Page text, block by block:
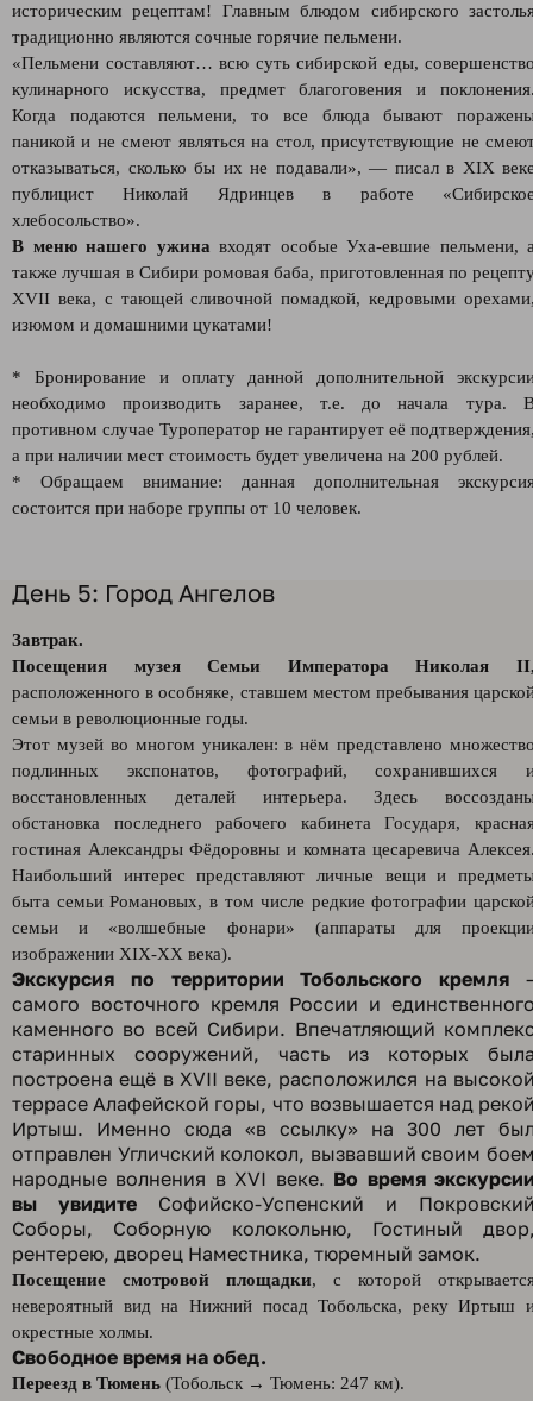
историческим рецептам! Главным блюдом сибирского
традиционно являются сочные горячие пельмени.
«Пельмени составляют… всю суть сибирской еды,
кулинарного искусства, предмет благоговения и
Когда подаются пельмени, то все блюда бывают
паникой и не смеют являться на стол, присутствующие не
отказываться, сколько бы их не подавали», — писал в XIX
публицист Николай Ядринцев в работе
хлебосольство».
В меню нашего ужина входят особые Уха-евшие пельмени,
также лучшая в Сибири ромовая баба, приготовленная по
XVII века, с тающей сливочной помадкой, кедровыми
изюмом и домашними цукатами!
* Бронирование и оплату данной дополнительной
необходимо производить заранее, т.е. до начала тура.
противном случае Туроператор не гарантирует её
а при наличии мест стоимость будет увеличена на 200 рублей.
* Обращаем внимание: данная дополнительная
состоится при наборе группы от 10 человек.
День 5: Город Ангелов
Завтрак.
Посещения музея Семьи Императора Николая
расположенного в особняке, ставшем местом пребывания
семьи в революционные годы.
Этот музей во многом уникален: в нём представлено
подлинных экспонатов, фотографий, сохранившихся
восстановленных деталей интерьера. Здесь
обстановка последнего рабочего кабинета Государя,
гостиная Александры Фёдоровны и комната цесаревича
Наибольший интерес представляют личные вещи и
быта семьи Романовых, в том числе редкие фотографии
семьи и «волшебные фонари» (аппараты для
изображении XIX-XX века).
Экскурсия по территории Тобольского кремля
самого восточного кремля России и
каменного во всей Сибири. Впечатляющий
старинных сооружений, часть из которых
построена ещё в XVII веке, расположился на
террасе Алафейской горы, что возвышается над
Иртыш. Именно сюда «в ссылку» на 300 лет
отправлен Угличский колокол, вызвавший своим
народные волнения в XVI веке. Во время
вы увидите Софийско-Успенский и
Соборы, Соборную колокольню, Гостиный
рентерею, дворец Наместника, тюремный замок.
Посещение смотровой площадки, с которой
невероятный вид на Нижний посад Тобольска, реку Иртыш
окрестные холмы.
Свободное время на обед.
Переезд в Тюмень (Тобольск → Тюмень: 247 км).